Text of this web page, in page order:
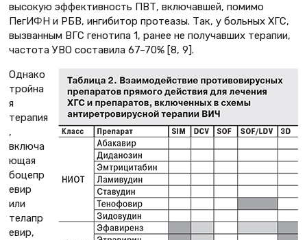
высокую эффективность ПВТ, включавшей, помимо
ПегИФН и РБВ, ингибитор протеазы. Так, у больных ХГС,
вызванным ВГС генотипа 1, ранее не получавших терапии,
частота УВО составила 67–70% [8, 9].
Однако
тройна
я
терапия
,
включа
ющая
боцепр
евир
или
телапр
евир,